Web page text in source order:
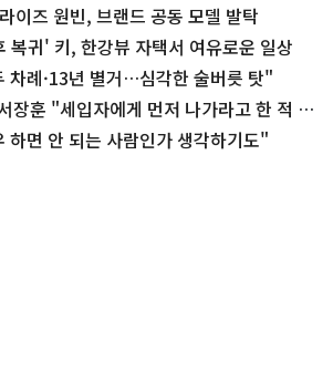
이즈 원빈, 브랜드 공동 모델 발탁
복귀' 키, 한강뷰 자택서 여유로운 일상
차례·13년 별거…심각한 술버릇 탓"
장훈 "세입자에게 먼저 나가라고 한 적 없
하면 안 되는 사람인가 생각하기도"